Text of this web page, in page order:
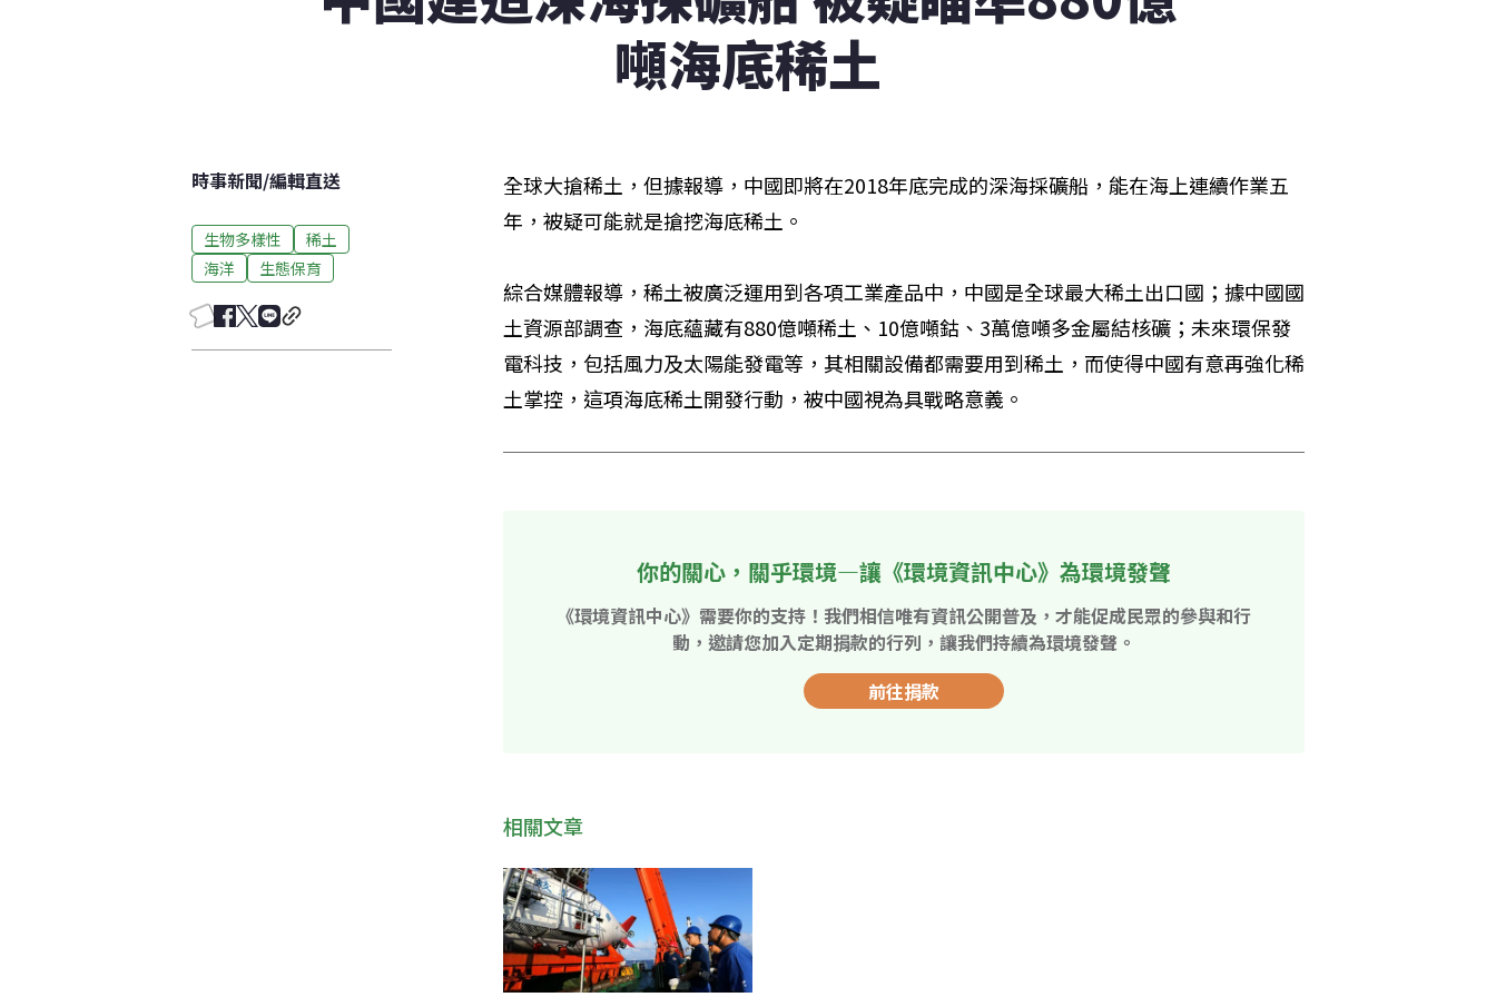
噸海底稀土
時事新聞/編輯直送
生物多樣性
稀土
海洋
生態保育
全球大搶稀土，但據報導，中國即將在2018年底完成的深海採礦船，能在海上連續作業五
年，被疑可能就是搶挖海底稀土。
綜合媒體報導，稀土被廣泛運用到各項工業產品中，中國是全球最大稀土出口國；據中國國
土資源部調查，海底蘊藏有880億噸稀土、10億噸鈷、3萬億噸多金屬結核礦；未來環保發
電科技，包括風力及太陽能發電等，其相關設備都需要用到稀土，而使得中國有意再強化稀
土掌控，這項海底稀土開發行動，被中國視為具戰略意義。
你的關心，關乎環境—讓《環境資訊中心》為環境發聲
《環境資訊中心》需要你的支持！我們相信唯有資訊公開普及，才能促成民眾的參與和行
動，邀請您加入定期捐款的行列，讓我們持續為環境發聲。
前往捐款
相關文章